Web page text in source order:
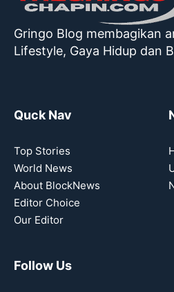
Gringo Blog membagikan
Lifestyle, Gaya Hidup dan
Quck Nav
Top Stories
World News
About BlockNews
Editor Choice
Our Editor
Follow Us